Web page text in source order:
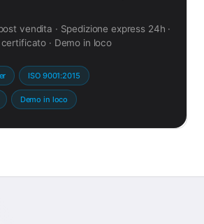
vendita · Spedizione express 24h ·
· Demo in loco
ISO 9001:2015
Demo in loco